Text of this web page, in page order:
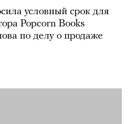
условный срок для
Popcorn Books
по делу о продаже